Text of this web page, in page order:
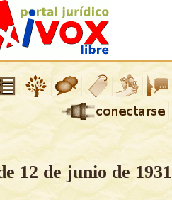
12 de junio de 1931